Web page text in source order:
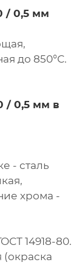
/ 0,5 мм
до 850°С.
/ 0,5 мм в
- сталь
хрома -
14918-80.